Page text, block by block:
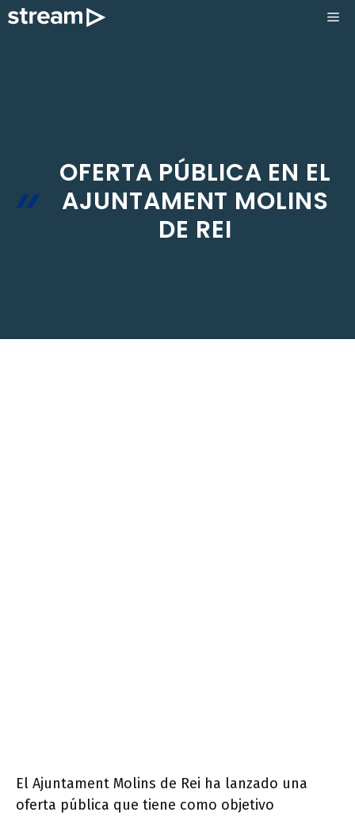
Saltar
OFERTA PÚBLICA EN EL
AJUNTAMENT MOLINS
DE REI
El Ajuntament Molins de Rei ha lanzado una
oferta pública que tiene como objetivo